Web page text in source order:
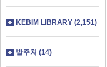
KEBIM LIBRARY (2,151)
발주처 (14)